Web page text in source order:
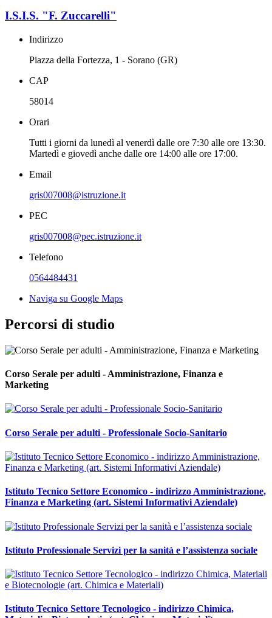
I.S.I.S. "F. Zuccarelli"
Indirizzo
Piazza della Fortezza, 1 - Sorano (GR)
CAP
58014
Orari
Tutti i giorni da lunedì al venerdì dalle ore 7:30 alle ore 13:30.
Martedì e giovedì anche dalle ore 14:00 alle ore 17:00.
Email
gris007008@istruzione.it
PEC
gris007008@pec.istruzione.it
Telefono
0564484431
Naviga su Google Maps
Percorsi di studio
Corso Serale per adulti - Amministrazione, Finanza e
Marketing
Corso Serale per adulti - Professionale Socio-Sanitario
Istituto Tecnico Settore Economico - indirizzo Amministrazione,
Finanza e Marketing (art. Sistemi Informativi Aziendale)
Istituto Professionale Servizi per la sanità e l’assistenza sociale
Istituto Tecnico Settore Tecnologico - indirizzo Chimica,